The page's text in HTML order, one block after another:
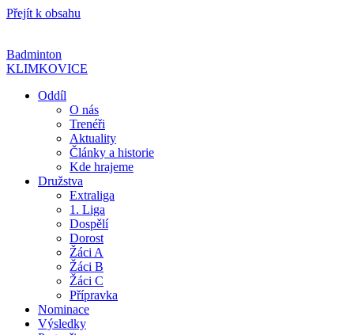
Přejít k obsahu
Badminton
KLIMKOVICE
Oddíl
O nás
Trenéři
Aktuality
Články a historie
Kde hrajeme
Družstva
Extraliga
1. Liga
Dospělí
Dorost
Žáci A
Žáci B
Žáci C
Přípravka
Nominace
Výsledky